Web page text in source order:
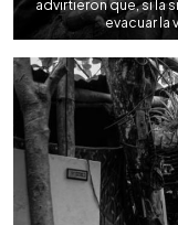
advirtieron que, si la
evacuar la